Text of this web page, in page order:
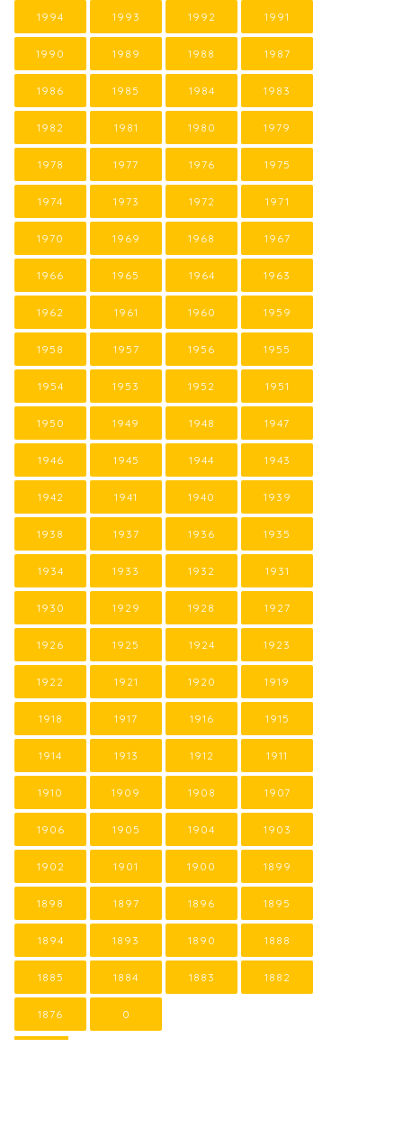
1994 1993 1992 1991
1990 1989 1988 1987
1986 1985 1984 1983
1982 1981 1980 1979
1978 1977 1976 1975
1974 1973 1972 1971
1970 1969 1968 1967
1966 1965 1964 1963
1962 1961 1960 1959
1958 1957 1956 1955
1954 1953 1952 1951
1950 1949 1948 1947
1946 1945 1944 1943
1942 1941 1940 1939
1938 1937 1936 1935
1934 1933 1932 1931
1930 1929 1928 1927
1926 1925 1924 1923
1922 1921 1920 1919
1918 1917 1916 1915
1914 1913 1912 1911
1910 1909 1908 1907
1906 1905 1904 1903
1902 1901 1900 1899
1898 1897 1896 1895
1894 1893 1890 1888
1885 1884 1883 1882
1876 0